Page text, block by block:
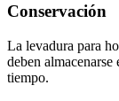
Conservación
La levadura para
deben
tiempo.